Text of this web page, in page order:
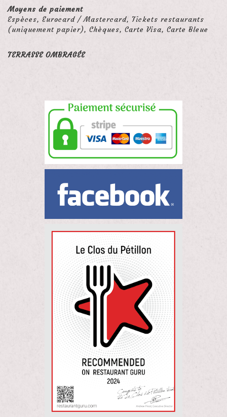
Moyens de paiement
Espèces, Eurocard / Mastercard, Tickets restaurants
(uniquement papier), Chèques, Carte Visa, Carte Bleue
TERRASSE OMBRAGÉE